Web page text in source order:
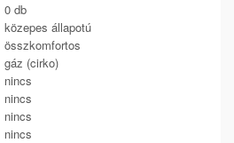
0 db
közepes állapotú
összkomfortos
gáz (cirko)
nincs
nincs
nincs
nincs